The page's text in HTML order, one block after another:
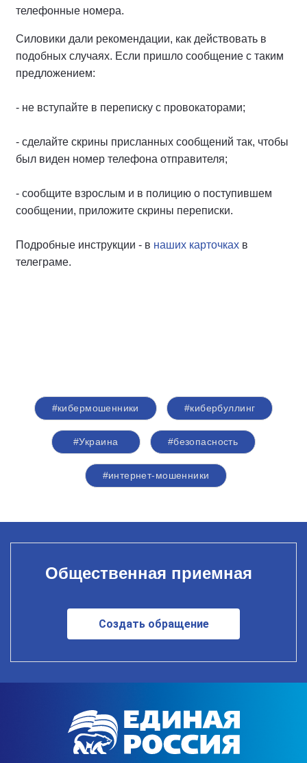
телефонные номера.
Силовики дали рекомендации, как действовать в
подобных случаях. Если пришло сообщение с таким
предложением:
- не вступайте в переписку с провокаторами;
- сделайте скрины присланных сообщений так, чтобы
был виден номер телефона отправителя;
- сообщите взрослым и в полицию о поступившем
сообщении, приложите скрины переписки.
Подробные инструкции - в наших карточках в
телеграме.
#кибермошенники #кибербуллинг
#Украина #безопасность
#интернет-мошенники
Общественная приемная
Создать обращение